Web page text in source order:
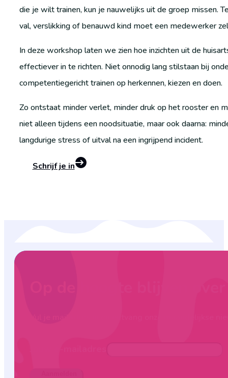
die je wilt trainen, kun je nauwelijks uit de groep missen.
val, verslikking of benauwd kind moet een medewerker
In deze workshop laten we zien hoe inzichten uit de
effectiever in te richten. Niet onnodig lang stilstaan bij
competentiegericht trainen op herkennen, kiezen en doen.
Zo ontstaat minder verlet, minder druk op het rooster en
niet alleen tijdens een noodsituatie, maar ook daarna:
langdurige stress of uitval na een ingrijpend incident.
Schrijf je in